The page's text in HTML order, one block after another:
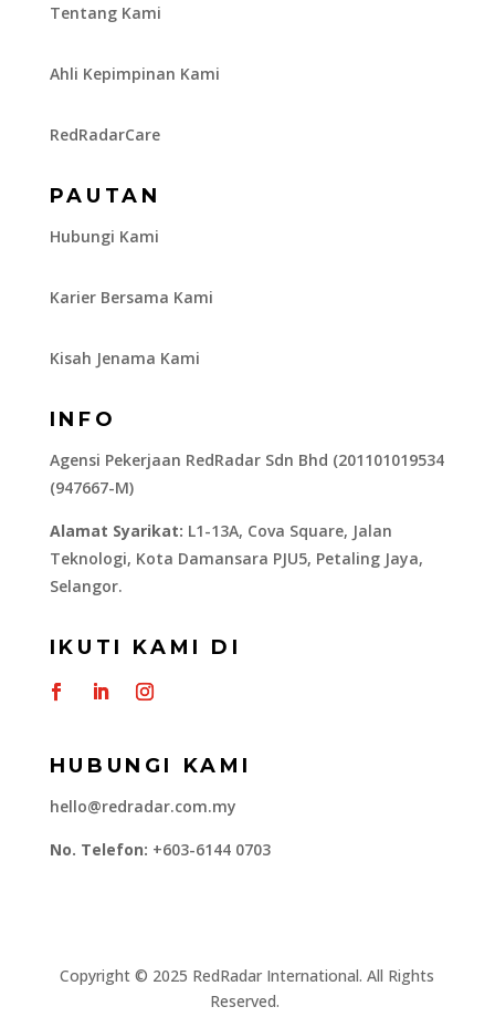
Tentang Kami
Ahli Kepimpinan Kami
RedRadarCare
PAUTAN
Hubungi Kami
Karier Bersama Kami
Kisah Jenama Kami
INFO
Agensi Pekerjaan RedRadar Sdn Bhd (201101019534
(947667-M)
Alamat Syarikat: L1-13A, Cova Square, Jalan
Teknologi, Kota Damansara PJU5, Petaling Jaya,
Selangor.
IKUTI KAMI DI
HUBUNGI KAMI
hello@redradar.com.my
No. Telefon: +603-6144 0703
​Copyright © 2025 RedRadar International. All Rights
Reserved.